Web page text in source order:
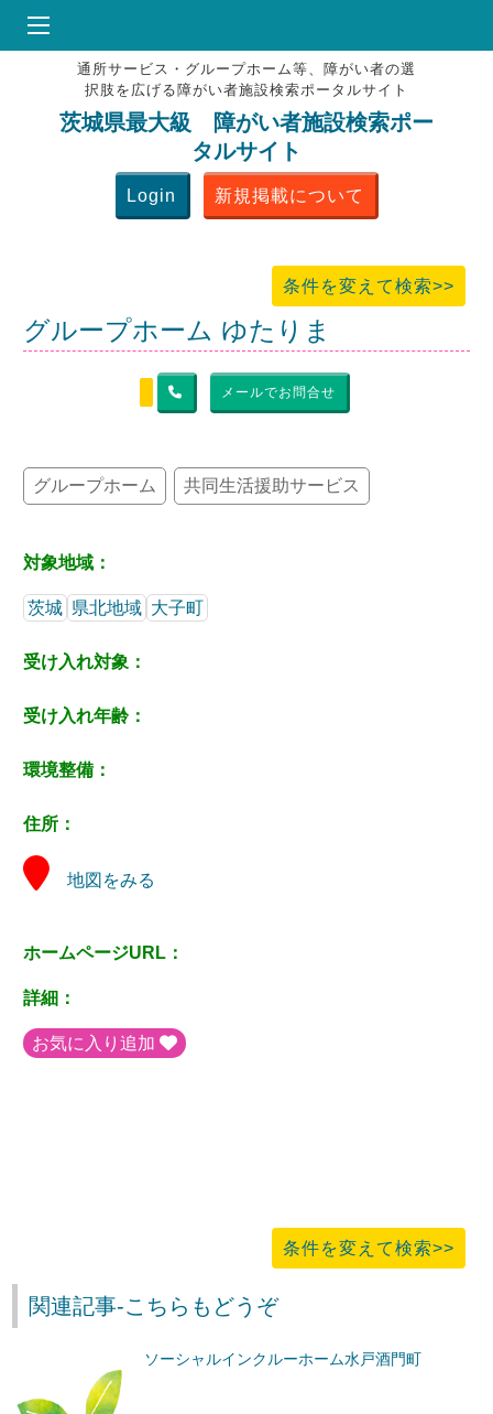
HOME
♥お気にりブックマーク
掲載会員MENU
よくある質問
通所サービス・グループホーム等、障がい者の選
択肢を広げる障がい者施設検索ポータルサイト
茨城県最大級 障がい者施設検索ポー
タルサイト
Login 新規掲載について
条件を変えて検索>>
グループホーム ゆたりま
メールでお問合せ
グループホーム 共同生活援助サービス
対象地域：
茨城 県北地域 大子町
受け入れ対象：
受け入れ年齢：
環境整備：
住所：
地図をみる
ホームページURL：
詳細：
お気に入り追加
条件を変えて検索>>
関連記事-こちらもどうぞ
ソーシャルインクルーホーム水戸酒門町